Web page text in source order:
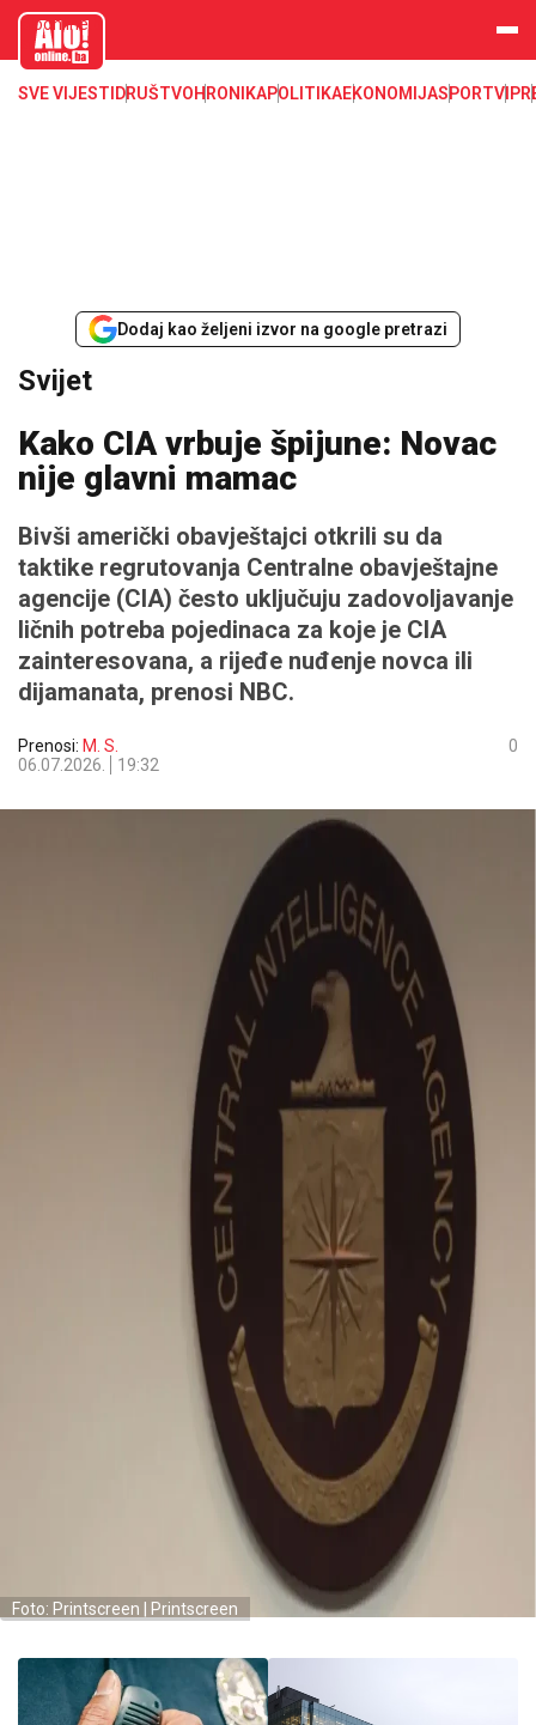
aloonline.b
SVE VIJESTI DRUŠTVOHRONIKAPOLITIKAEKONOMIJASPORTVIP
Dodaj kao željeni izvor na google pretrazi
Svijet
Kako CIA vrbuje špijune: Novac
nije glavni mamac
Bivši američki obavještajci otkrili su da
taktike regrutovanja Centralne obavještajne
agencije (CIA) često uključuju zadovoljavanje
ličnih potreba pojedinaca za koje je CIA
zainteresovana, a rijeđe nuđenje novca ili
dijamanata, prenosi NBC.
Prenosi: M. S.
06.07.2026.
19:32
0
Foto: Printscreen | Printscreen